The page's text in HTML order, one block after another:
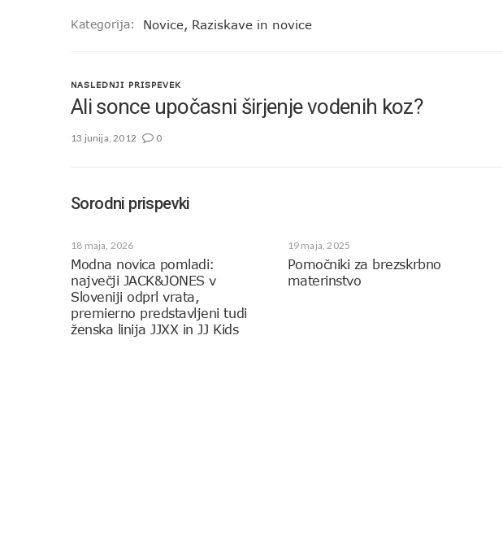
Kategorija: Novice, Raziskave in novice
NASLEDNJI PRISPEVEK
Ali sonce upočasni širjenje vodenih koz?
13 junija, 2012 0
Sorodni prispevki
18 maja, 2026
Modna novica pomladi:
največji JACK&JONES v
Sloveniji odprl vrata,
premierno predstavljeni tudi
ženska linija JJXX in JJ Kids
19 maja, 2025
Pomočniki za brezskrbno
materinstvo